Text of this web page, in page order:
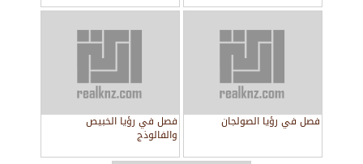
فصل في رؤيا الصولجان فصل في رؤيا الخبيص
والفالوذج